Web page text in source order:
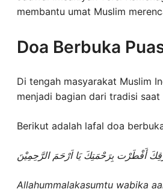
membantu umat Muslim
Doa Berbuka
Di tengah masyarakat Muslim
menjadi bagian dari tradisi
Berikut adalah lafal doa
أَفْطَرْت بِرَحْمَتِكَ يَا اَرْحَمَ الرَّحِمِيْنَ
Allahummalakasumtu wabika